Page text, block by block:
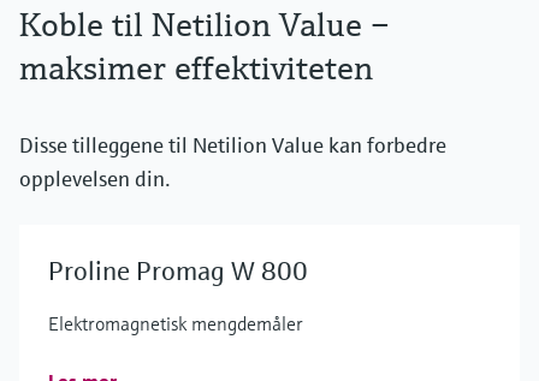
Koble til Netilion Value –
maksimer effektiviteten
Disse tilleggene til Netilion Value kan forbedre
opplevelsen din.
Proline Promag W 800
Elektromagnetisk mengdemåler